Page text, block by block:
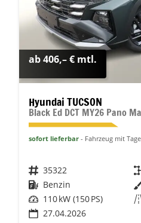
ab 406,– € mtl.
Hyundai TUCSON
Black Ed DCT MY26 Pano
sofort lieferbar Fahrzeug mit
Fahrzeugnr. 35322
Kraftstoff Benzin
Leistung 110 kW (150 PS)
27.04.2026